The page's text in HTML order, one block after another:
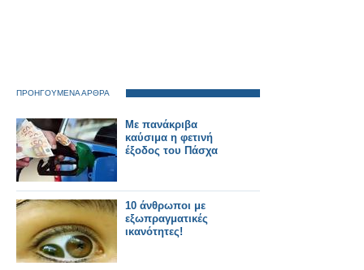
ΠΡΟΗΓΟΥΜΕΝΑ ΑΡΘΡΑ
Με πανάκριβα
καύσιμα η φετινή
έξοδος του Πάσχα
10 άνθρωποι με
εξωπραγματικές
ικανότητες!